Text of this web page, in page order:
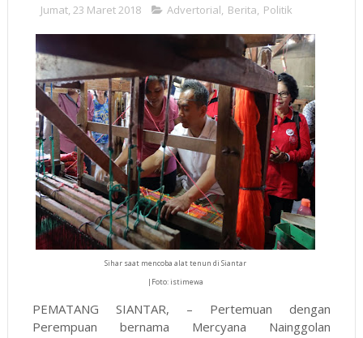
Jumat, 23 Maret 2018 Advertorial, Berita, Politik
Sihar saat mencoba alat tenun di Siantar
|Foto: istimewa
PEMATANG SIANTAR, – Pertemuan dengan
Perempuan bernama Mercyana Nainggolan